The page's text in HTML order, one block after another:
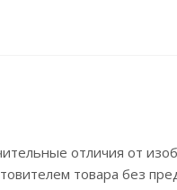
отличия от
товара без